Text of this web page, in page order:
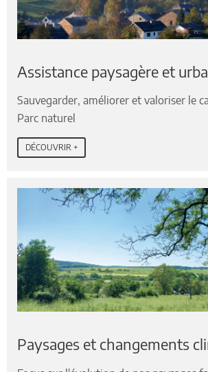
Assistance paysagère et
Sauvegarder, améliorer et valoriser le
Parc naturel
DÉCOUVRIR +
Paysages et changements